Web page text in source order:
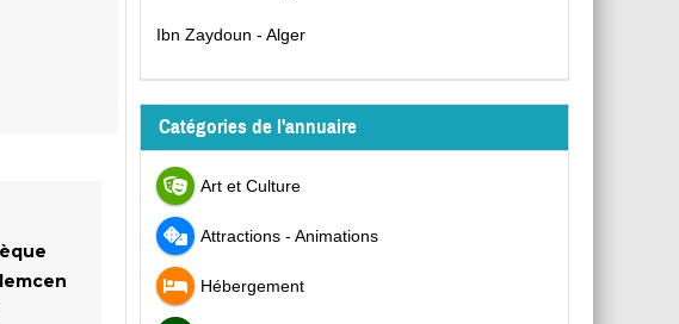
Ibn Zaydoun - Alger
Catégories de l'annuaire
Art et Culture
Attractions - Animations
Hébergement